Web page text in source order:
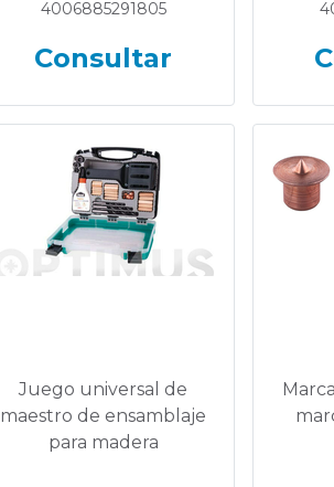
4006885291805
Consultar
Juego universal de
maestro de ensamblaje
para madera